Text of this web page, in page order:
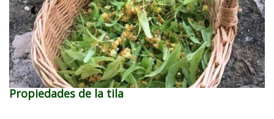
Propiedades de la tila